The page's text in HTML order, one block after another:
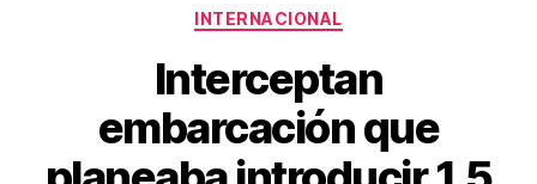
Categorías
INTERNACIONAL
Interceptan
embarcación que